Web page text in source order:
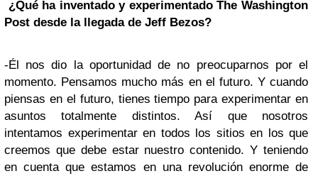
¿Qué ha inventado y experimentado The Washington
Post desde la llegada de Jeff Bezos?
-Él nos dio la oportunidad de no preocuparnos por el
momento. Pensamos mucho más en el futuro. Y cuando
piensas en el futuro, tienes tiempo para experimentar en
asuntos totalmente distintos. Así que nosotros
intentamos experimentar en todos los sitios en los que
creemos que debe estar nuestro contenido. Y teniendo
en cuenta que estamos en una revolución enorme de